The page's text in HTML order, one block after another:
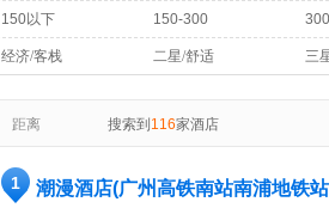
150以下 150-300
经济/客栈 二星/舒适 三
距离 搜索到 116家酒店
1 潮漫酒店(广州高铁南站南浦地铁